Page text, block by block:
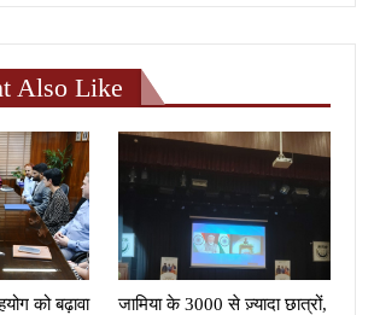
Also Like
को बढ़ावा
जामिया के 3000 से ज़्यादा छात्रों,